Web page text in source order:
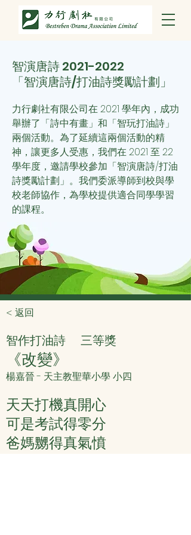
智演唐詩2021-2022
「智演唐詩/打油詩獎勵計劃」
力行劇社有限公司在 2021 學年內，成功
舉辦了「詩中有畫」和「智玩打油詩」
兩個活動。為了延續這兩個活動的精
神，讓更多人受惠，我們在 2021 至 22
學年度，邀請學校參加「智演唐詩/打油
詩獎勵計劃」。我們委派導師到校與學
校老師協作，為學校提供適合同學學習
的課程。
< 返回
智作打油詩 三等獎
《改變》
楊嘉晉 - 天主教聖華小學 小四
天天打機真開心
可是考試得零分
爸媽嬲得真氣憤